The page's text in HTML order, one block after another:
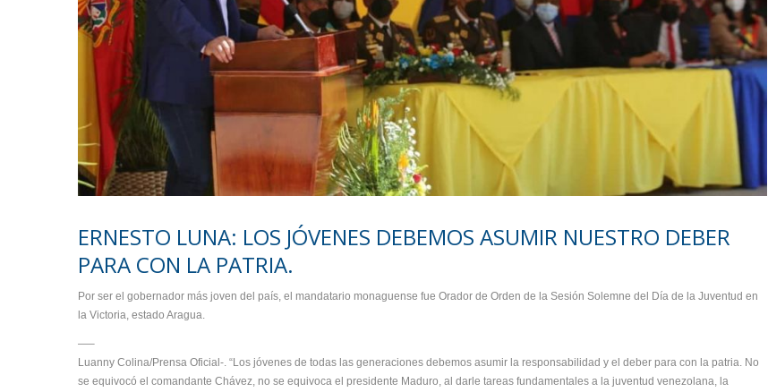
ERNESTO LUNA: LOS JÓVENES DEBEMOS ASUMIR NUESTRO DEBER
PARA CON LA PATRIA.
Por ser el gobernador más joven del país, el mandatario monaguense fue Orador de Orden de la Sesión Solemne del Día de la Juventud en
la Victoria, estado Aragua.
—–
Luanny Colina/Prensa Oficial-. “Los jóvenes de todas las generaciones debemos asumir la responsabilidad y el deber para con la patria. No
se equivocó el comandante Chávez, no se equivoca el presidente Maduro, al darle tareas fundamentales a la juventud venezolana, la